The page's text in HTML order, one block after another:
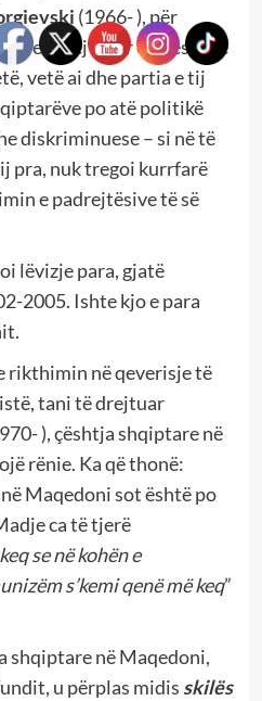
(1966- ), për
hiqej sikur e fajësonte
vetë ai dhe partia e tij
po atë politikë
diskriminuese – si në të
pra, nuk tregoi kurrfarë
e padrejtësive të së
lëvizje para, gjatë
2005. Ishte kjo e para
rikthimin në qeverisje të
tani të drejtuar
), çështja shqiptare në
rënie. Ka që thonë:
Maqedoni sot është po
ca të tjerë
se në kohën e
s’kemi qenë më keq”
shqiptare në Maqedoni,
u përplas midis skilës